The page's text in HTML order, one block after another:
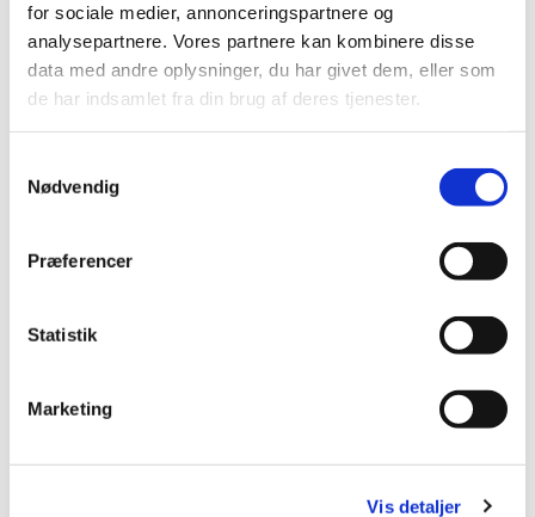
for sociale medier, annonceringspartnere og
analysepartnere. Vores partnere kan kombinere disse
data med andre oplysninger, du har givet dem, eller som
de har indsamlet fra din brug af deres tjenester.
Nødvendig
Præferencer
Statistik
Marketing
Vis detaljer
Brøndby Strand Kirke, Brøndby
Strand Centrum 90, 2660 Brøndby
Strand